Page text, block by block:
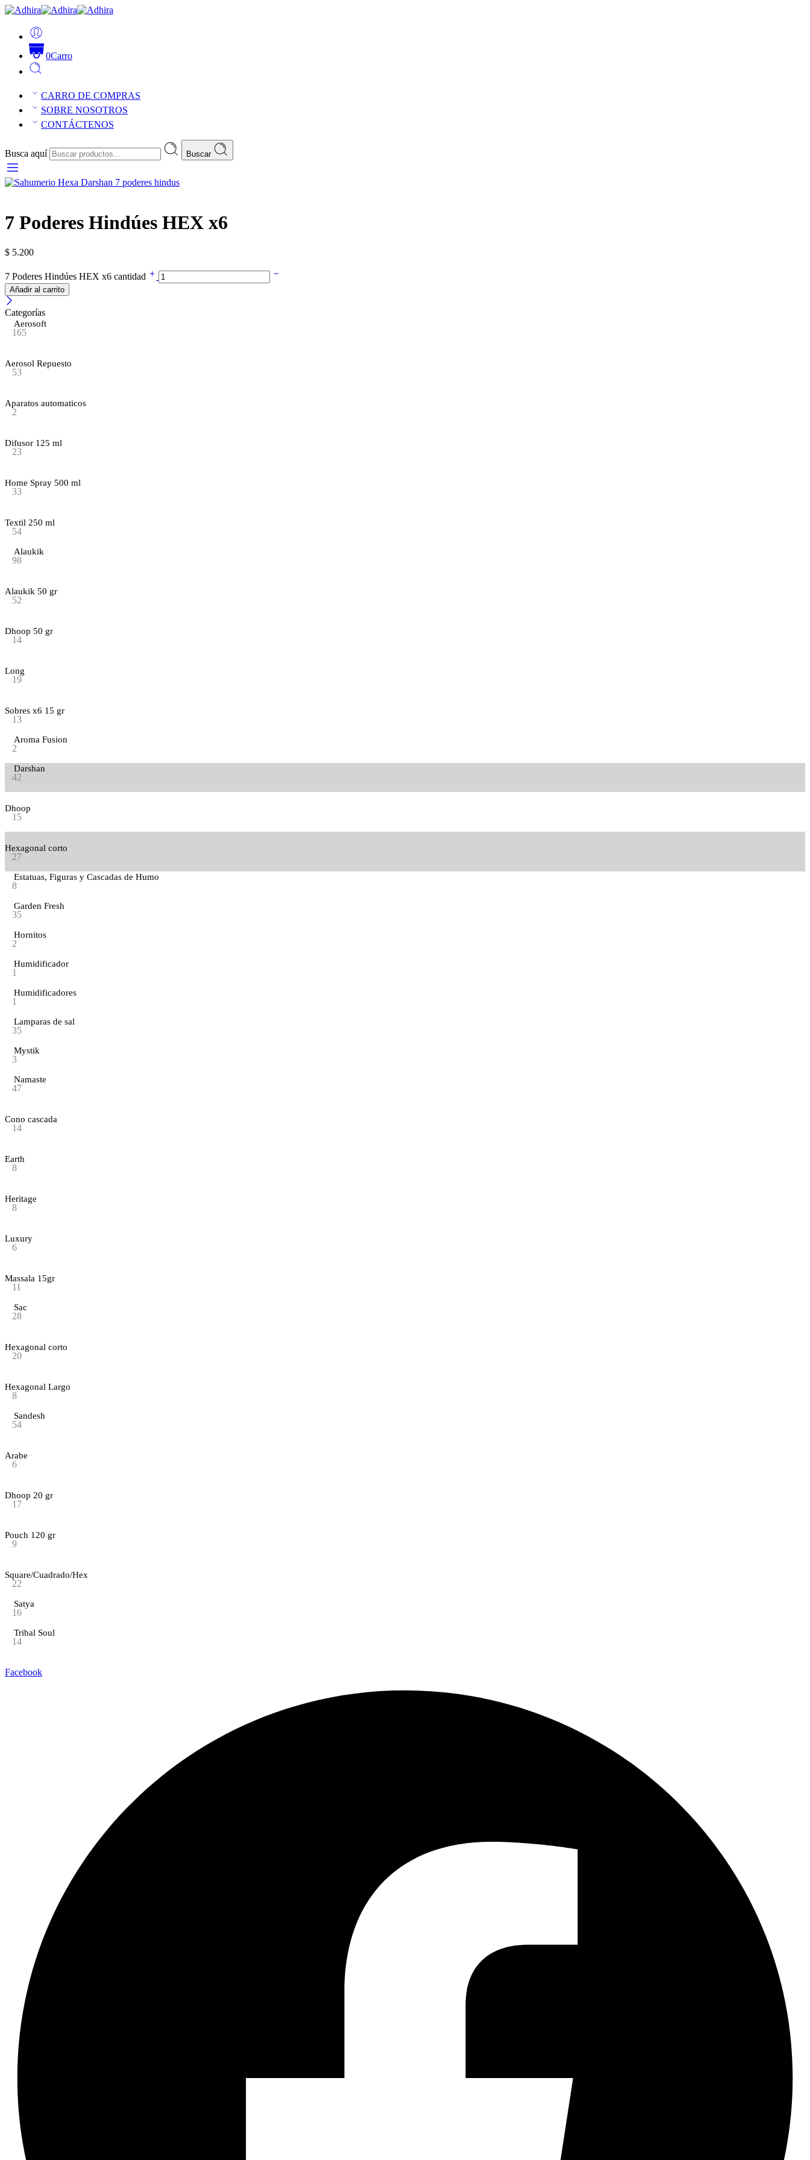
0Carro
CARRO DE COMPRAS
SOBRE NOSOTROS
CONTÁCTENOS
Busca aquí Buscar
7 Poderes Hindúes HEX x6
$ 5.200
7 Poderes Hindúes HEX x6 cantidad
Añadir al carrito
Categorías
Aerosoft
165
Aerosol Repuesto
53
Aparatos automaticos
2
Difusor 125 ml
23
Home Spray 500 ml
33
Textil 250 ml
54
Alaukik
98
Alaukik 50 gr
52
Dhoop 50 gr
14
Long
19
Sobres x6 15 gr
13
Aroma Fusion
2
Darshan
42
Dhoop
15
Hexagonal corto
27
Estatuas, Figuras y Cascadas de Humo
8
Garden Fresh
35
Hornitos
2
Humidificador
1
Humidificadores
1
Lamparas de sal
35
Mystik
3
Namaste
47
Cono cascada
14
Earth
8
Heritage
8
Luxury
6
Massala 15gr
11
Sac
28
Hexagonal corto
20
Hexagonal Largo
8
Sandesh
54
Arabe
6
Dhoop 20 gr
17
Pouch 120 gr
9
Square/Cuadrado/Hex
22
Satya
16
Tribal Soul
14
Facebook